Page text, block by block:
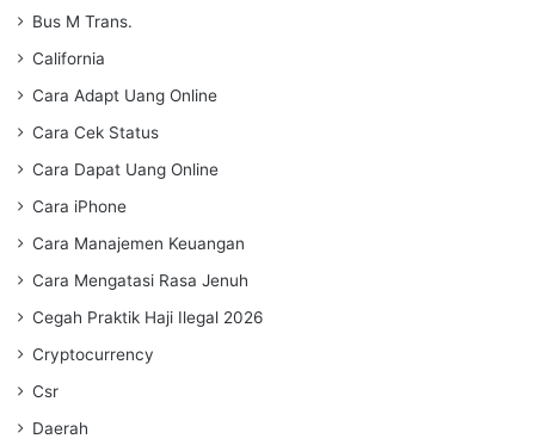
Bus M Trans.
California
Cara Adapt Uang Online
Cara Cek Status
Cara Dapat Uang Online
Cara iPhone
Cara Manajemen Keuangan
Cara Mengatasi Rasa Jenuh
Cegah Praktik Haji Ilegal 2026
Cryptocurrency
Csr
Daerah